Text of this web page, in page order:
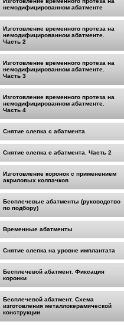
немодифицированном абатменте
Изготовление временного протеза на
немодифицированном абатменте.
Часть 2
Изготовление временного протеза на
немодифицированном абатменте.
Часть 3
Изготовление временного протеза на
немодифицированном абатменте.
Часть 4
Снятие слепка с абатмента
Снятие слепка с абатмента. Часть 2
Изготовление коронок с применением
акриловых колпачков
Бесплечевые абатменты (руководство
по подбору)
Временные абатменты
Снятие слепка на уровне имплантата
Бесплечевой абатмент. Фиксация
коронки
Бесплечевой абатмент. Схема
изготовления металлокерамической
конструкции